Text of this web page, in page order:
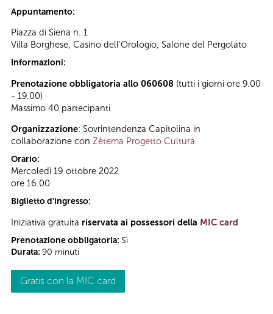
Appuntamento:
Piazza di Siena n. 1
Villa Borghese, Casino dell’Orologio, Salone del Pergolato
Informazioni:
Prenotazione obbligatoria allo 060608 (tutti i giorni ore 9.00
- 19.00)
Massimo 40 partecipanti
Organizzazione: Sovrintendenza Capitolina in
collaborazione con Zètema Progetto Cultura
Orario:
Mercoledì 19 ottobre 2022
ore 16.00
Biglietto d'ingresso:
Iniziativa gratuita riservata ai possessori della MIC card
Prenotazione obbligatoria: Sì
Durata: 90 minuti
Gratis con la MIC card